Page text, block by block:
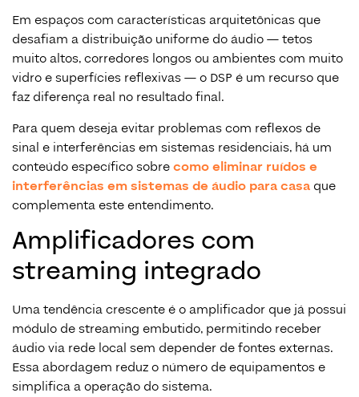
Em espaços com características arquitetônicas que
desafiam a distribuição uniforme do áudio — tetos
muito altos, corredores longos ou ambientes com muito
vidro e superfícies reflexivas — o DSP é um recurso que
faz diferença real no resultado final.
Para quem deseja evitar problemas com reflexos de
sinal e interferências em sistemas residenciais, há um
conteúdo específico sobrecomo eliminar ruídos e
interferências em sistemas de áudio para casa que
complementa este entendimento.
Amplificadores com
streaming integrado
Uma tendência crescente é o amplificador que já possui
módulo de streaming embutido, permitindo receber
áudio via rede local sem depender de fontes externas.
Essa abordagem reduz o número de equipamentos e
simplifica a operação do sistema.